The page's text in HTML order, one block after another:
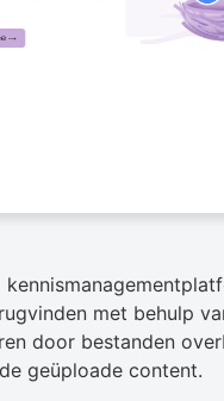
met behulp
door bestanden
geüploade content.